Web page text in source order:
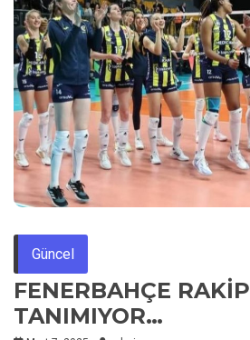
Güncel
FENERBAHÇE RAKİP
TANIMIYOR…